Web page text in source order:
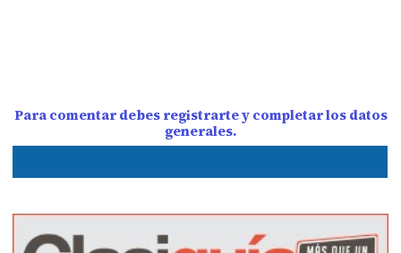
Para comentar debes registrarte y completar los datos
generales.